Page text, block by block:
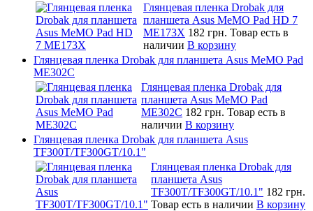
Глянцевая пленка Drobak для
планшета Asus MeMO Pad HD 7
ME173X 182 грн. Товар есть в
наличии В корзину
Глянцевая пленка Drobak для планшета Asus MeMO Pad
ME302C
Глянцевая пленка Drobak для
планшета Asus MeMO Pad
ME302C 182 грн. Товар есть в
наличии В корзину
Глянцевая пленка Drobak для планшета Asus
TF300T/TF300GT/10.1"
Глянцевая пленка Drobak для
планшета Asus
TF300T/TF300GT/10.1" 182 грн.
Товар есть в наличии В корзину